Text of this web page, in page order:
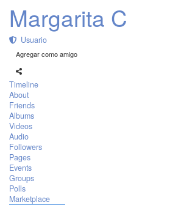
Margarita C
Usuario
Agregar como amigo
Timeline
About
Friends
Albums
Videos
Audio
Followers
Pages
Events
Groups
Polls
Marketplace